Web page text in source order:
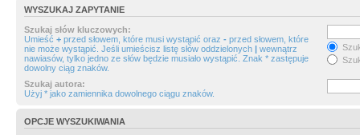
WYSZUKAJ ZAPYTANIE
Szukaj słów kluczowych:
Umieść + przed słowem, które musi wystąpić oraz - przed słowem, które
nie może wystąpić. Jeśli umieścisz listę słów oddzielonych | wewnątrz
nawiasów, tylko jedno ze słów będzie musiało wystąpić. Znak * zastępuje
dowolny ciąg znaków.
Szukaj autora:
Użyj * jako zamiennika dowolnego ciągu znaków.
OPCJE WYSZUKIWANIA